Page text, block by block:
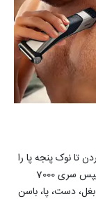
تا نوک پنجه پا را
فقط با یک دستگاه شیو یا تریم کنید. از بادی گروم فیلیپس سری 7000
دست، پا، باسن